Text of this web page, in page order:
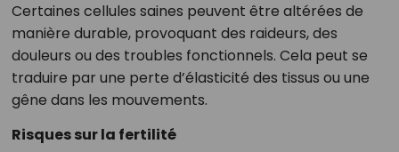
Certaines cellules saines peuvent être altérées de
manière durable, provoquant des raideurs, des
douleurs ou des troubles fonctionnels. Cela peut se
traduire par une perte d’élasticité des tissus ou une
gêne dans les mouvements.
Risques sur la fertilité